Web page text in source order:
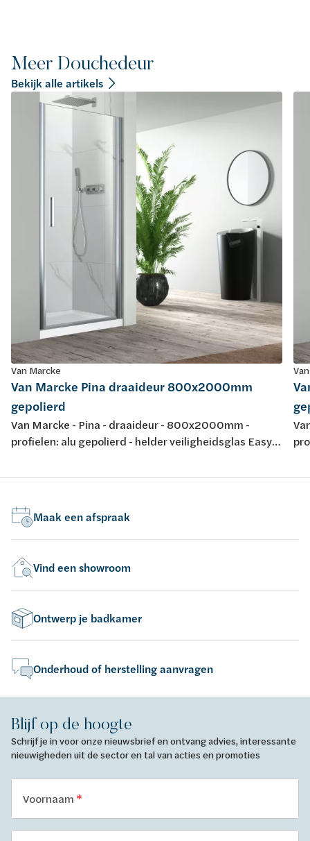
Meer Douchedeur
Bekijk alle artikels
Van Marcke
Van Marcke Pina draaideur 800x2000mm
gepolierd
Van Marcke - Pina - draaideur - 800x2000mm -
profielen: alu gepolierd - helder veiligheidsglas Easy
instap: 582mm - liftscharnier 90° - magneetsluiting -
Maak een afspraak
Vind een showroom
Ontwerp je badkamer
Onderhoud of herstelling aanvragen
Blijf op de hoogte
Schrijf je in voor onze nieuwsbrief en ontvang advies, interessante
nieuwigheden uit de sector en tal van acties en promoties
Voornaam